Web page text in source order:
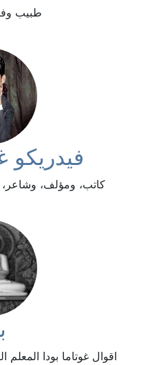
طبيب
فيدريكو
كاتب، ومؤلف، وشاعر،
اقوال غوتاما بودا